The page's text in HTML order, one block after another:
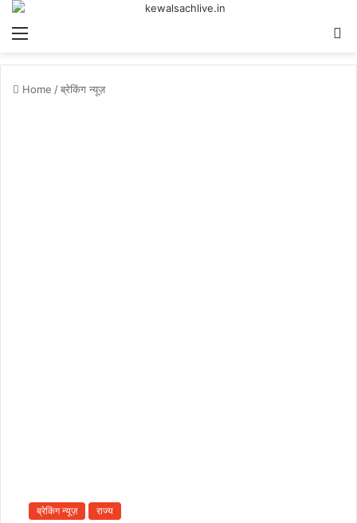
Menu
Home /ब्रेकिंग न्यूज़
ब्रेकिंग न्यूज़ राज्य